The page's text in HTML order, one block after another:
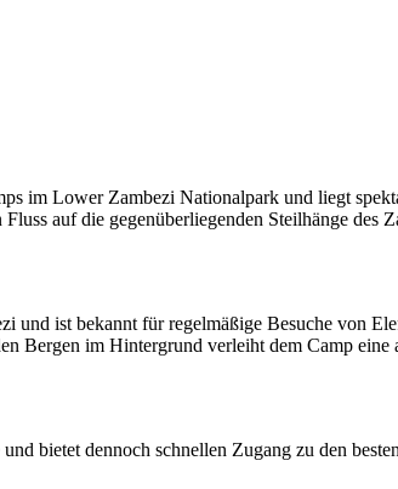
im Lower Zambezi Nationalpark und liegt
auf die gegenüberliegenden Steilhänge des
und ist bekannt für regelmäßige Besuche von
Bergen im Hintergrund verleiht dem Camp
bietet dennoch schnellen Zugang zu den